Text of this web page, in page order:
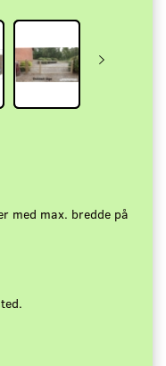
med max. bredde på